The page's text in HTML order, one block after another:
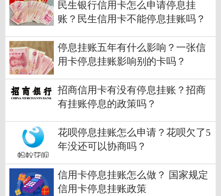
民生银行信用卡怎么申请停息挂
账？民生信用卡不能停息挂账吗？
停息挂账五年有什么影响？一张信
用卡停息挂账影响别的卡吗？
招商信用卡有没有停息挂账？招商
有挂账停息的政策吗？
花呗停息挂账怎么申请？花呗欠了5
年没还可以协商吗？
信用卡停息挂账怎么做？ 国家规定
信用卡停息挂账政策